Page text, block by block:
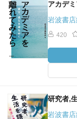
アカデ
岩波書
420
研究者,
岩波書